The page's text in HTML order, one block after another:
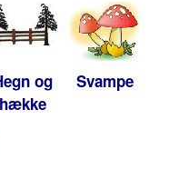
og
hække
Svampe